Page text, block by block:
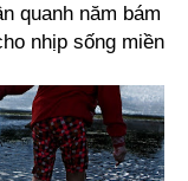
quanh năm bám
nhịp sống miền